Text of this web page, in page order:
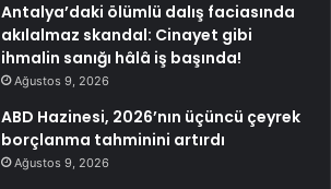
Antalya’daki ölümlü dalış faciasında
akılalmaz skandal: Cinayet gibi
ihmalin sanığı hâlâ iş başında!
Ağustos 9, 2026
ABD Hazinesi, 2026’nın üçüncü çeyrek
borçlanma tahminini artırdı
Ağustos 9, 2026